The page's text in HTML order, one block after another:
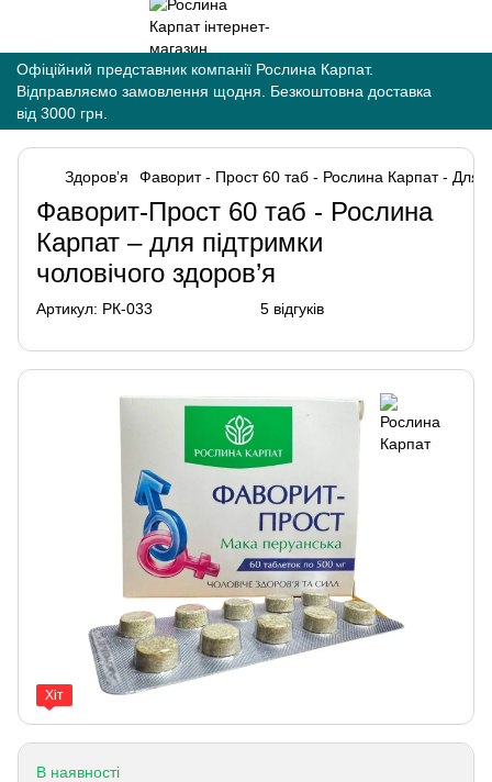
Офіційний представник компанії Рослина Карпат.
Відправляємо замовлення щодня. Безкоштовна доставка
від 3000 грн.
Здоровʼя Фаворит - Прост 60 таб - Рослина Карпат - Для
Фаворит-Прост 60 таб - Рослина
Карпат – для підтримки
чоловічого здоров’я
Артикул: РК-033 5 відгуків
Хіт
В наявності